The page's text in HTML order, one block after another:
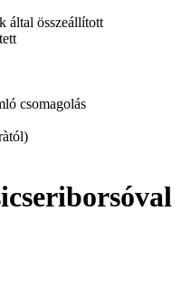
által összeállított
csomagolás